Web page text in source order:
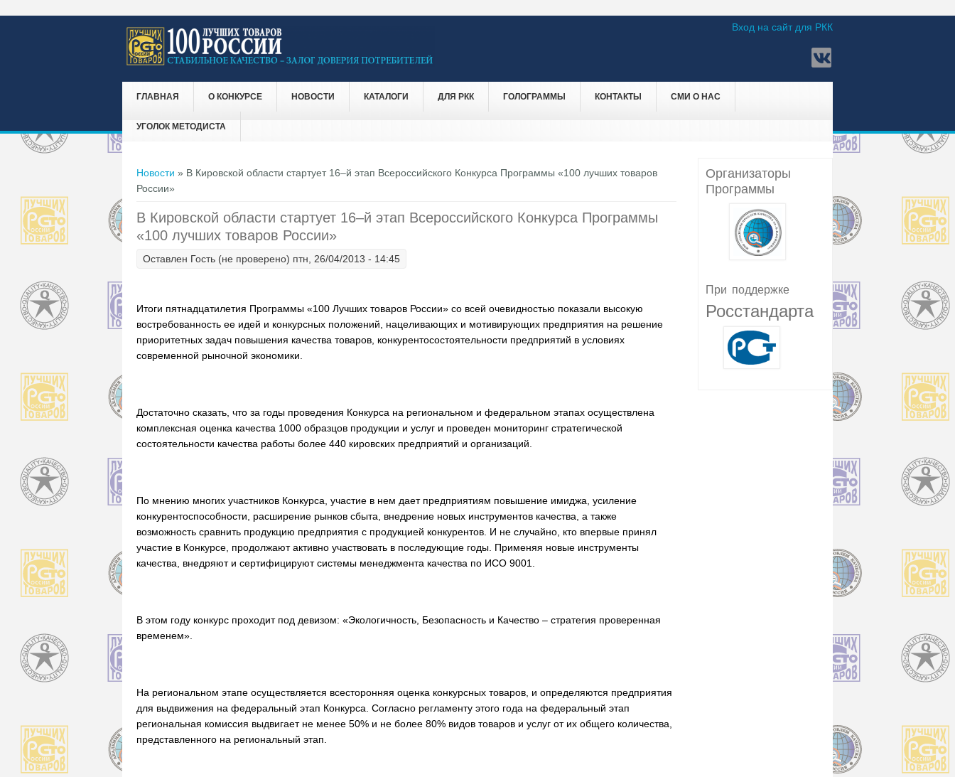
Вход на сайт для РКК
ГЛАВНАЯ О КОНКУРСЕ НОВОСТИ КАТАЛОГИ ДЛЯ РКК ГОЛОГРАММЫ КОНТАКТЫ СМИ О НАС
УГОЛОК МЕТОДИСТА
Вы здесь
Новости » В Кировской области стартует 16–й этап Всероссийского Конкурса Программы «100 лучших товаров
России»
В Кировской области стартует 16–й этап Всероссийского Конкурса Программы
«100 лучших товаров России»
Оставлен Гость (не проверено) птн, 26/04/2013 - 14:45
Итоги пятнадцатилетия Программы «100 Лучших товаров России» со всей очевидностью показали высокую
востребованность ее идей и конкурсных положений, нацеливающих и мотивирующих предприятия на решение
приоритетных задач повышения качества товаров, конкурентосостоятельности предприятий в условиях
современной рыночной экономики.
Достаточно сказать, что за годы проведения Конкурса на региональном и федеральном этапах осуществлена
комплексная оценка качества 1000 образцов продукции и услуг и проведен мониторинг стратегической
состоятельности качества работы более 440 кировских предприятий и организаций.
По мнению многих участников Конкурса, участие в нем дает предприятиям повышение имиджа, усиление
конкурентоспособности, расширение рынков сбыта, внедрение новых инструментов качества, а также
возможность сравнить продукцию предприятия с продукцией конкурентов. И не случайно, кто впервые принял
участие в Конкурсе, продолжают активно участвовать в последующие годы. Применяя новые инструменты
качества, внедряют и сертифицируют системы менеджмента качества по ИСО 9001.
В этом году конкурс проходит под девизом: «Экологичность, Безопасность и Качество – стратегия проверенная
временем».
На региональном этапе осуществляется всесторонняя оценка конкурсных товаров, и определяются предприятия
для выдвижения на федеральный этап Конкурса. Согласно регламенту этого года на федеральный этап
региональная комиссия выдвигает не менее 50% и не более 80% видов товаров и услуг от их общего количества,
представленного на региональный этап.
Организаторы
Программы
При поддержке
Росстандарта